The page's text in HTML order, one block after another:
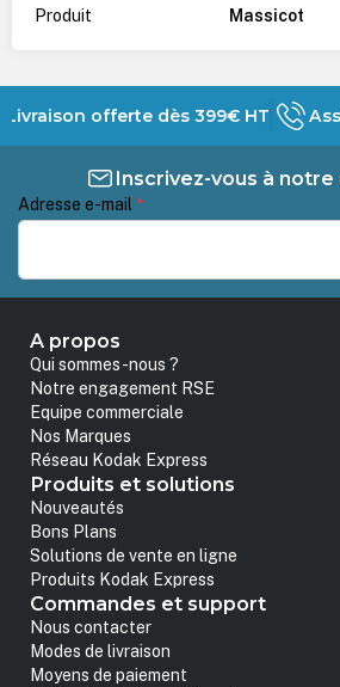
Produit Massicot
Livraison offerte dès 399€ HT
Inscrivez-vous à
Adresse e-mail *
A propos
Qui sommes-nous ?
Notre engagement RSE
Equipe commerciale
Nos Marques
Réseau Kodak Express
Produits et solutions
Nouveautés
Bons Plans
Solutions de vente en ligne
Produits Kodak Express
Commandes et support
Nous contacter
Modes de livraison
Moyens de paiement